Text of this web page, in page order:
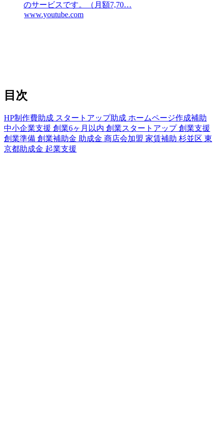
のサービスです。（月額7,70…
www.youtube.com
目次
HP制作費助成 スタートアップ助成 ホームページ作成補助
中小企業支援 創業6ヶ月以内 創業スタートアップ創業支援
創業準備 創業補助金 助成金 商店会加盟 家賃補助 杉並区 東
京都助成金 起業支援